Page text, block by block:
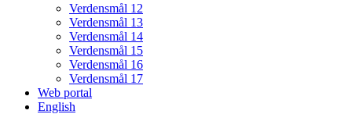
Verdensmål 12
Verdensmål 13
Verdensmål 14
Verdensmål 15
Verdensmål 16
Verdensmål 17
Web portal
English